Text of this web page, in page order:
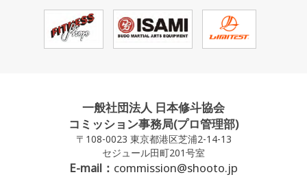
一般社団法人 日本修斗協会
コミッション事務局(プロ管理部)
〒108-0023 東京都港区芝浦2-14-13
セジュール田町201号室
E-mail： commission@shooto.jp